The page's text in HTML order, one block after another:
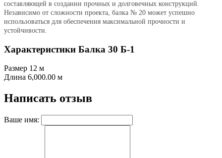
составляющей в создании прочных и долговечных конструкций.
Независимо от сложности проекта, балка № 20 может успешно
использоваться для обеспечения максимальной прочности и
устойчивости.
Характеристики Балка 30 Б-1
Размер 12 м
Длина 6,000.00 м
Написать отзыв
Ваше имя: